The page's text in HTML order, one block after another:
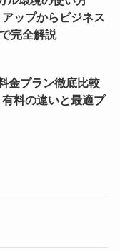
ップからビジネス
完全解説
金プラン徹底比較
料の違いと最適プ